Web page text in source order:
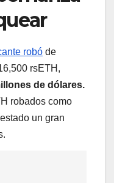
robó de
rsETH,
de dólares.
robados como
un gran